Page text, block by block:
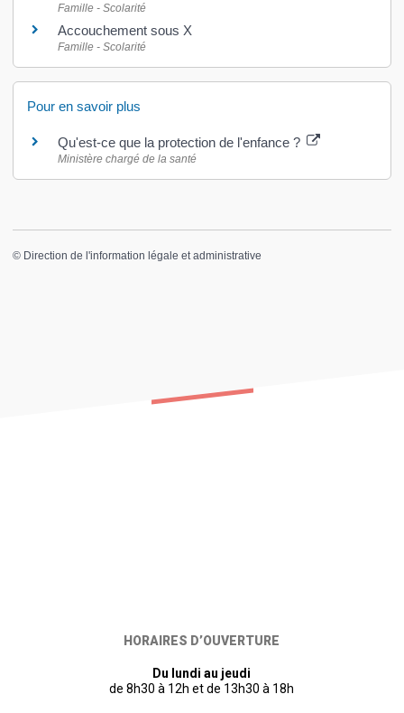
Famille - Scolarité
Accouchement sous X
Famille - Scolarité
Pour en savoir plus
Qu'est-ce que la protection de l'enfance ?
Ministère chargé de la santé
© Direction de l'information légale et administrative
HORAIRES D’OUVERTURE
Du lundi au jeudi
de 8h30 à 12h et de 13h30 à 18h